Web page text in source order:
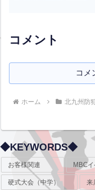
コメント
コメ
ホーム 北九州防
◆KEYWORDS◆
お客様関連 MBC
硬式大会（中学） 来